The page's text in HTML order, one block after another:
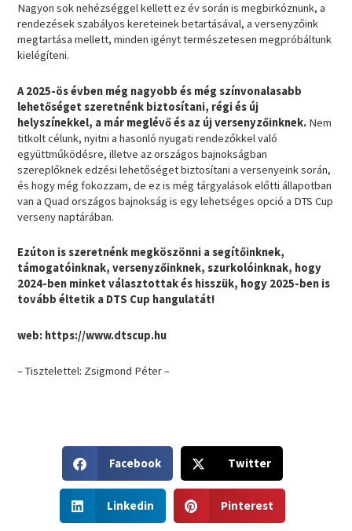
Nagyon sok nehézséggel kellett ez év során is megbirkóznunk, a
rendezések szabályos kereteinek betartásával, a versenyzőink
megtartása mellett, minden igényt természetesen megpróbáltunk
kielégíteni.
A 2025-ös évben még nagyobb és még színvonalasabb
lehetőséget szeretnénk biztosítani, régi és új
helyszínekkel, a már meglévő és az új versenyzőinknek. Nem
titkolt célunk, nyitni a hasonló nyugati rendezőkkel való
együttműködésre, illetve az országos bajnokságban
szereplőknek edzési lehetőséget biztosítani a versenyeink során,
és hogy még fokozzam, de ez is még tárgyalások előtti állapotban
van a Quad országos bajnokság is egy lehetséges opció a DTS Cup
verseny naptárában.
Ezúton is szeretnénk megköszönni a segítőinknek,
támogatóinknak, versenyzőinknek, szurkolóinknak, hogy
2024-ben minket választottak és hisszük, hogy 2025-ben is
tovább éltetik a DTS Cup hangulatát!
web: https://www.dtscup.hu
– Tisztelettel: Zsigmond Péter –
h
a
r
e
Facebook
h
a
Twitter
h
a
Linkedin
h
a
Pinterest